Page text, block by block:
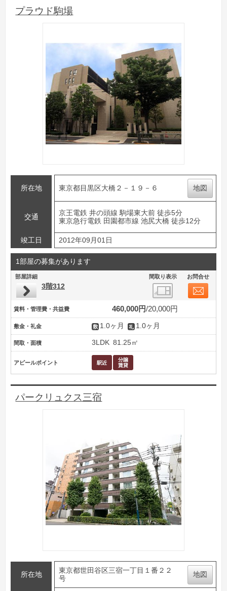
プラウド駒場
所在地 東京都目黒区大橋２－１９－６ 地図
交通
京王電鉄 井の頭線 駒場東大前 徒歩5分
東京急行電鉄 田園都市線 池尻大橋 徒歩12分
竣工日 2012年09月01日
1部屋の募集があります
部屋詳細 間取り表示 お問合せ
3階312
賃料・管理費・共益費 460,000円 20,000円
敷金・礼金 1.0ヶ月 1.0ヶ月
間取・面積 3LDK 81.25㎡
アピールポイント
パークリュクス三宿
所在地
東京都世田谷区三宿一丁目１番２２
号
地図